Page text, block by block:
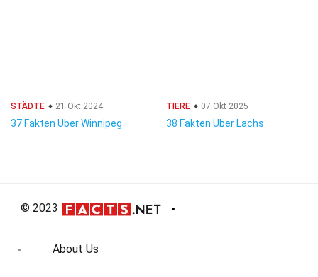
STÄDTE 21 Okt 2024
37 Fakten Über Winnipeg
TIERE 07 Okt 2025
38 Fakten Über Lachs
© 2023
About Us